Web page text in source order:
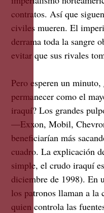
contratos. Así que
civiles mueren. El
derrama toda la sangre
evitar que sus rivales
Pero esperen un
permanecer como el
iraquí? Los grandes
—Exxon, Mobil,
beneficiarían más
cuadro. La explicación
simple, el crudo iraquí
diciembre de 1998). En
los patronos llaman a la
quien controla las